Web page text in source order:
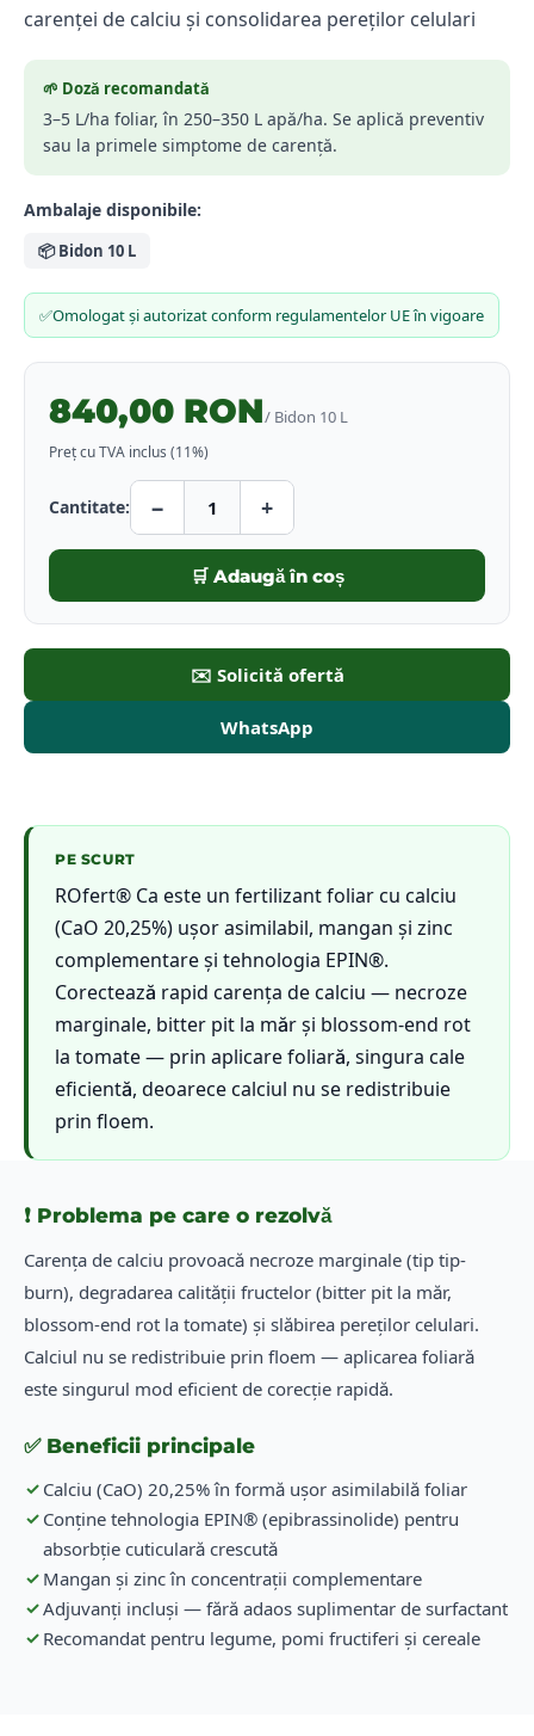
carenței de calciu și consolidarea pereților celulari
🌱 Doză recomandată
3–5 L/ha foliar, în 250–350 L apă/ha. Se aplică preventiv
sau la primele simptome de carență.
Ambalaje disponibile:
📦Bidon 10 L
✅Omologat și autorizat conform regulamentelor UE în vigoare
840,00 RON/ Bidon 10 L
Preț cu TVA inclus (11%)
Cantitate: − 1 +
🛒 Adaugă în coș
✉️ Solicită ofertă
WhatsApp
PE SCURT
ROfert® Ca este un fertilizant foliar cu calciu
(CaO 20,25%) ușor asimilabil, mangan și zinc
complementare și tehnologia EPIN®.
Corectează rapid carența de calciu — necroze
marginale, bitter pit la măr și blossom-end rot
la tomate — prin aplicare foliară, singura cale
eficientă, deoarece calciul nu se redistribuie
prin floem.
❗ Problema pe care o rezolvă
Carența de calciu provoacă necroze marginale (tip tip-
burn), degradarea calității fructelor (bitter pit la măr,
blossom-end rot la tomate) și slăbirea pereților celulari.
Calciul nu se redistribuie prin floem — aplicarea foliară
este singurul mod eficient de corecție rapidă.
✅ Beneficii principale
✓ Calciu (CaO) 20,25% în formă ușor asimilabilă foliar
✓ Conține tehnologia EPIN® (epibrassinolide) pentru
absorbție cuticulară crescută
✓ Mangan și zinc în concentrații complementare
✓Adjuvanți incluși — fără adaos suplimentar de surfactant
✓ Recomandat pentru legume, pomi fructiferi și cereale